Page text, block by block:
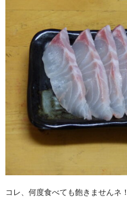
コレ、何度食べても飽きませんネ！